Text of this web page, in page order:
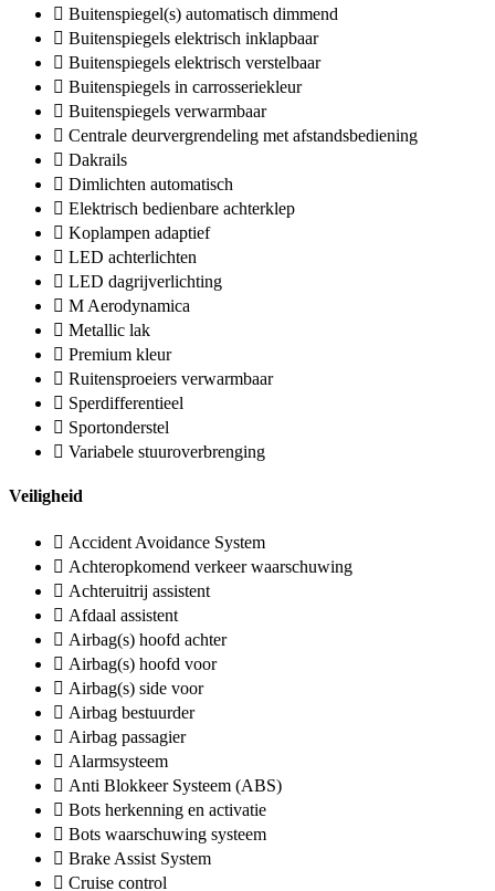
Buitenspiegel(s) automatisch dimmend
Buitenspiegels elektrisch inklapbaar
Buitenspiegels elektrisch verstelbaar
Buitenspiegels in carrosseriekleur
Buitenspiegels verwarmbaar
Centrale deurvergrendeling met afstandsbediening
Dakrails
Dimlichten automatisch
Elektrisch bedienbare achterklep
Koplampen adaptief
LED achterlichten
LED dagrijverlichting
M Aerodynamica
Metallic lak
Premium kleur
Ruitensproeiers verwarmbaar
Sperdifferentieel
Sportonderstel
Variabele stuuroverbrenging
Veiligheid
Accident Avoidance System
Achteropkomend verkeer waarschuwing
Achteruitrij assistent
Afdaal assistent
Airbag(s) hoofd achter
Airbag(s) hoofd voor
Airbag(s) side voor
Airbag bestuurder
Airbag passagier
Alarmsysteem
Anti Blokkeer Systeem (ABS)
Bots herkenning en activatie
Bots waarschuwing systeem
Brake Assist System
Cruise control